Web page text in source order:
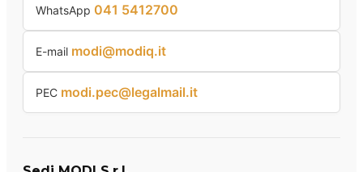
WhatsApp 041 5412700
E-mail modi@modiq.it
PEC modi.pec@legalmail.it